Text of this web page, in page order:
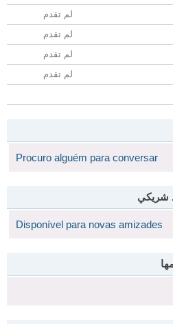
لم تقدم
لم تقدم
لم تقدم
لم تقدم
Procuro alguém para conversar
شريكي
Disponível para novas amizades